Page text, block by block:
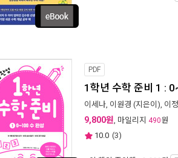
PDF
1학년 수학 준비 1 :
이세나, 이원경 (지은이), 이
9,800원, 마일리지 490원
10.0 (3)